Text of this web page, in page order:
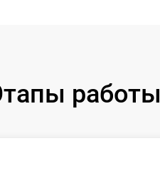
работы